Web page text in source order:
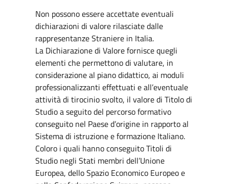
Non possono essere accettate eventuali
dichiarazioni di valore rilasciate dalle
rappresentanze Straniere in Italia.
La Dichiarazione di Valore fornisce quegli
elementi che permettono di valutare, in
considerazione al piano didattico, ai moduli
professionalizzanti effettuati e all’eventuale
attività di tirocinio svolto, il valore di Titolo di
Studio a seguito del percorso formativo
conseguito nel Paese d’origine in rapporto al
Sistema di istruzione e formazione Italiano.
Coloro i quali hanno conseguito Titoli di
Studio negli Stati membri dell’Unione
Europea, dello Spazio Economico Europeo e